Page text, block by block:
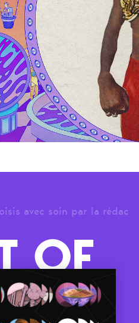
avec soin par la rédac
OF